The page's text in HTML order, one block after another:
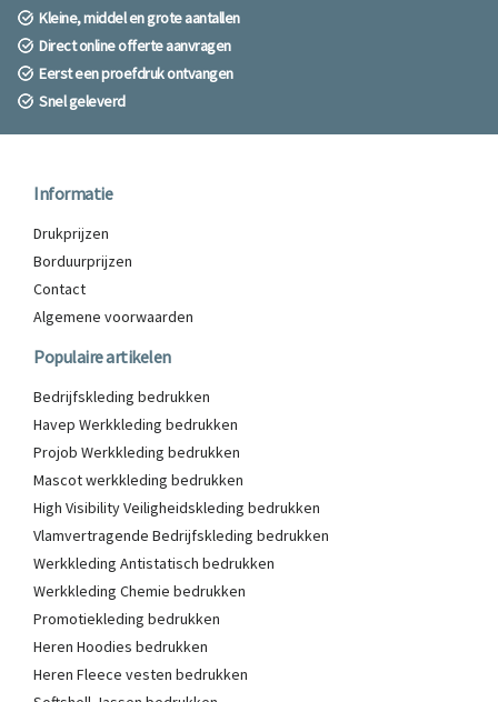
Kleine, middel en grote aantallen
Direct online offerte aanvragen
Eerst een proefdruk ontvangen
Snel geleverd
Informatie
Drukprijzen
Borduurprijzen
Contact
Algemene voorwaarden
Populaire artikelen
Bedrijfskleding bedrukken
Havep Werkkleding bedrukken
Projob Werkkleding bedrukken
Mascot werkkleding bedrukken
High Visibility Veiligheidskleding bedrukken
Vlamvertragende Bedrijfskleding bedrukken
Werkkleding Antistatisch bedrukken
Werkkleding Chemie bedrukken
Promotiekleding bedrukken
Heren Hoodies bedrukken
Heren Fleece vesten bedrukken